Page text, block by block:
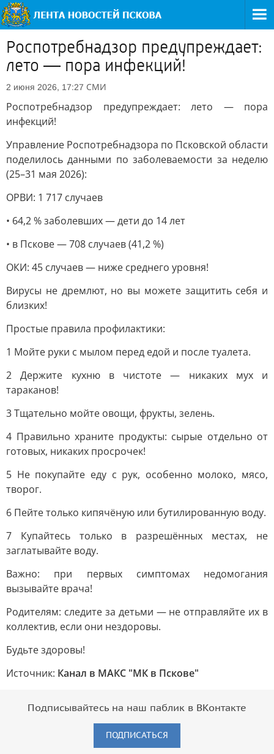
Роспотребнадзор предупреждает:
лето — пора инфекций!
2 июня 2026, 17:27 СМИ
Роспотребнадзор предупреждает: лето — пора
инфекций!
Управление Роспотребнадзора по Псковской области
поделилось данными по заболеваемости за неделю
(25–31 мая 2026):
ОРВИ: 1 717 случаев
• 64,2 % заболевших — дети до 14 лет
• в Пскове — 708 случаев (41,2 %)
ОКИ: 45 случаев — ниже среднего уровня!
Вирусы не дремлют, но вы можете защитить себя и
близких!
Простые правила профилактики:
1 Мойте руки с мылом перед едой и после туалета.
2 Держите кухню в чистоте — никаких мух и
тараканов!
3 Тщательно мойте овощи, фрукты, зелень.
4 Правильно храните продукты: сырые отдельно от
готовых, никаких просрочек!
5 Не покупайте еду с рук, особенно молоко, мясо,
творог.
6 Пейте только кипячёную или бутилированную воду.
7 Купайтесь только в разрешённых местах, не
заглатывайте воду.
Важно: при первых симптомах недомогания
вызывайте врача!
Родителям: следите за детьми — не отправляйте их в
коллектив, если они нездоровы.
Будьте здоровы!
Источник: Канал в МАКС "МК в Пскове"
Подписывайтесь на наш паблик в ВКонтакте
ПОДПИСАТЬСЯ